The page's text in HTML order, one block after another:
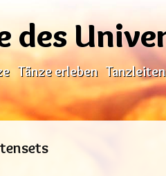
des
Tänze erleben